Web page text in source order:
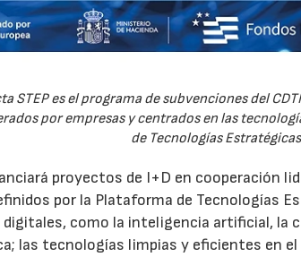
STEP es el programa de subvenciones del
por empresas y centrados en las
de Tecnologías
proyectos de I+D en cooperación
por la Plataforma de Tecnologías
como la inteligencia artificial, la
las tecnologías limpias y eficientes en